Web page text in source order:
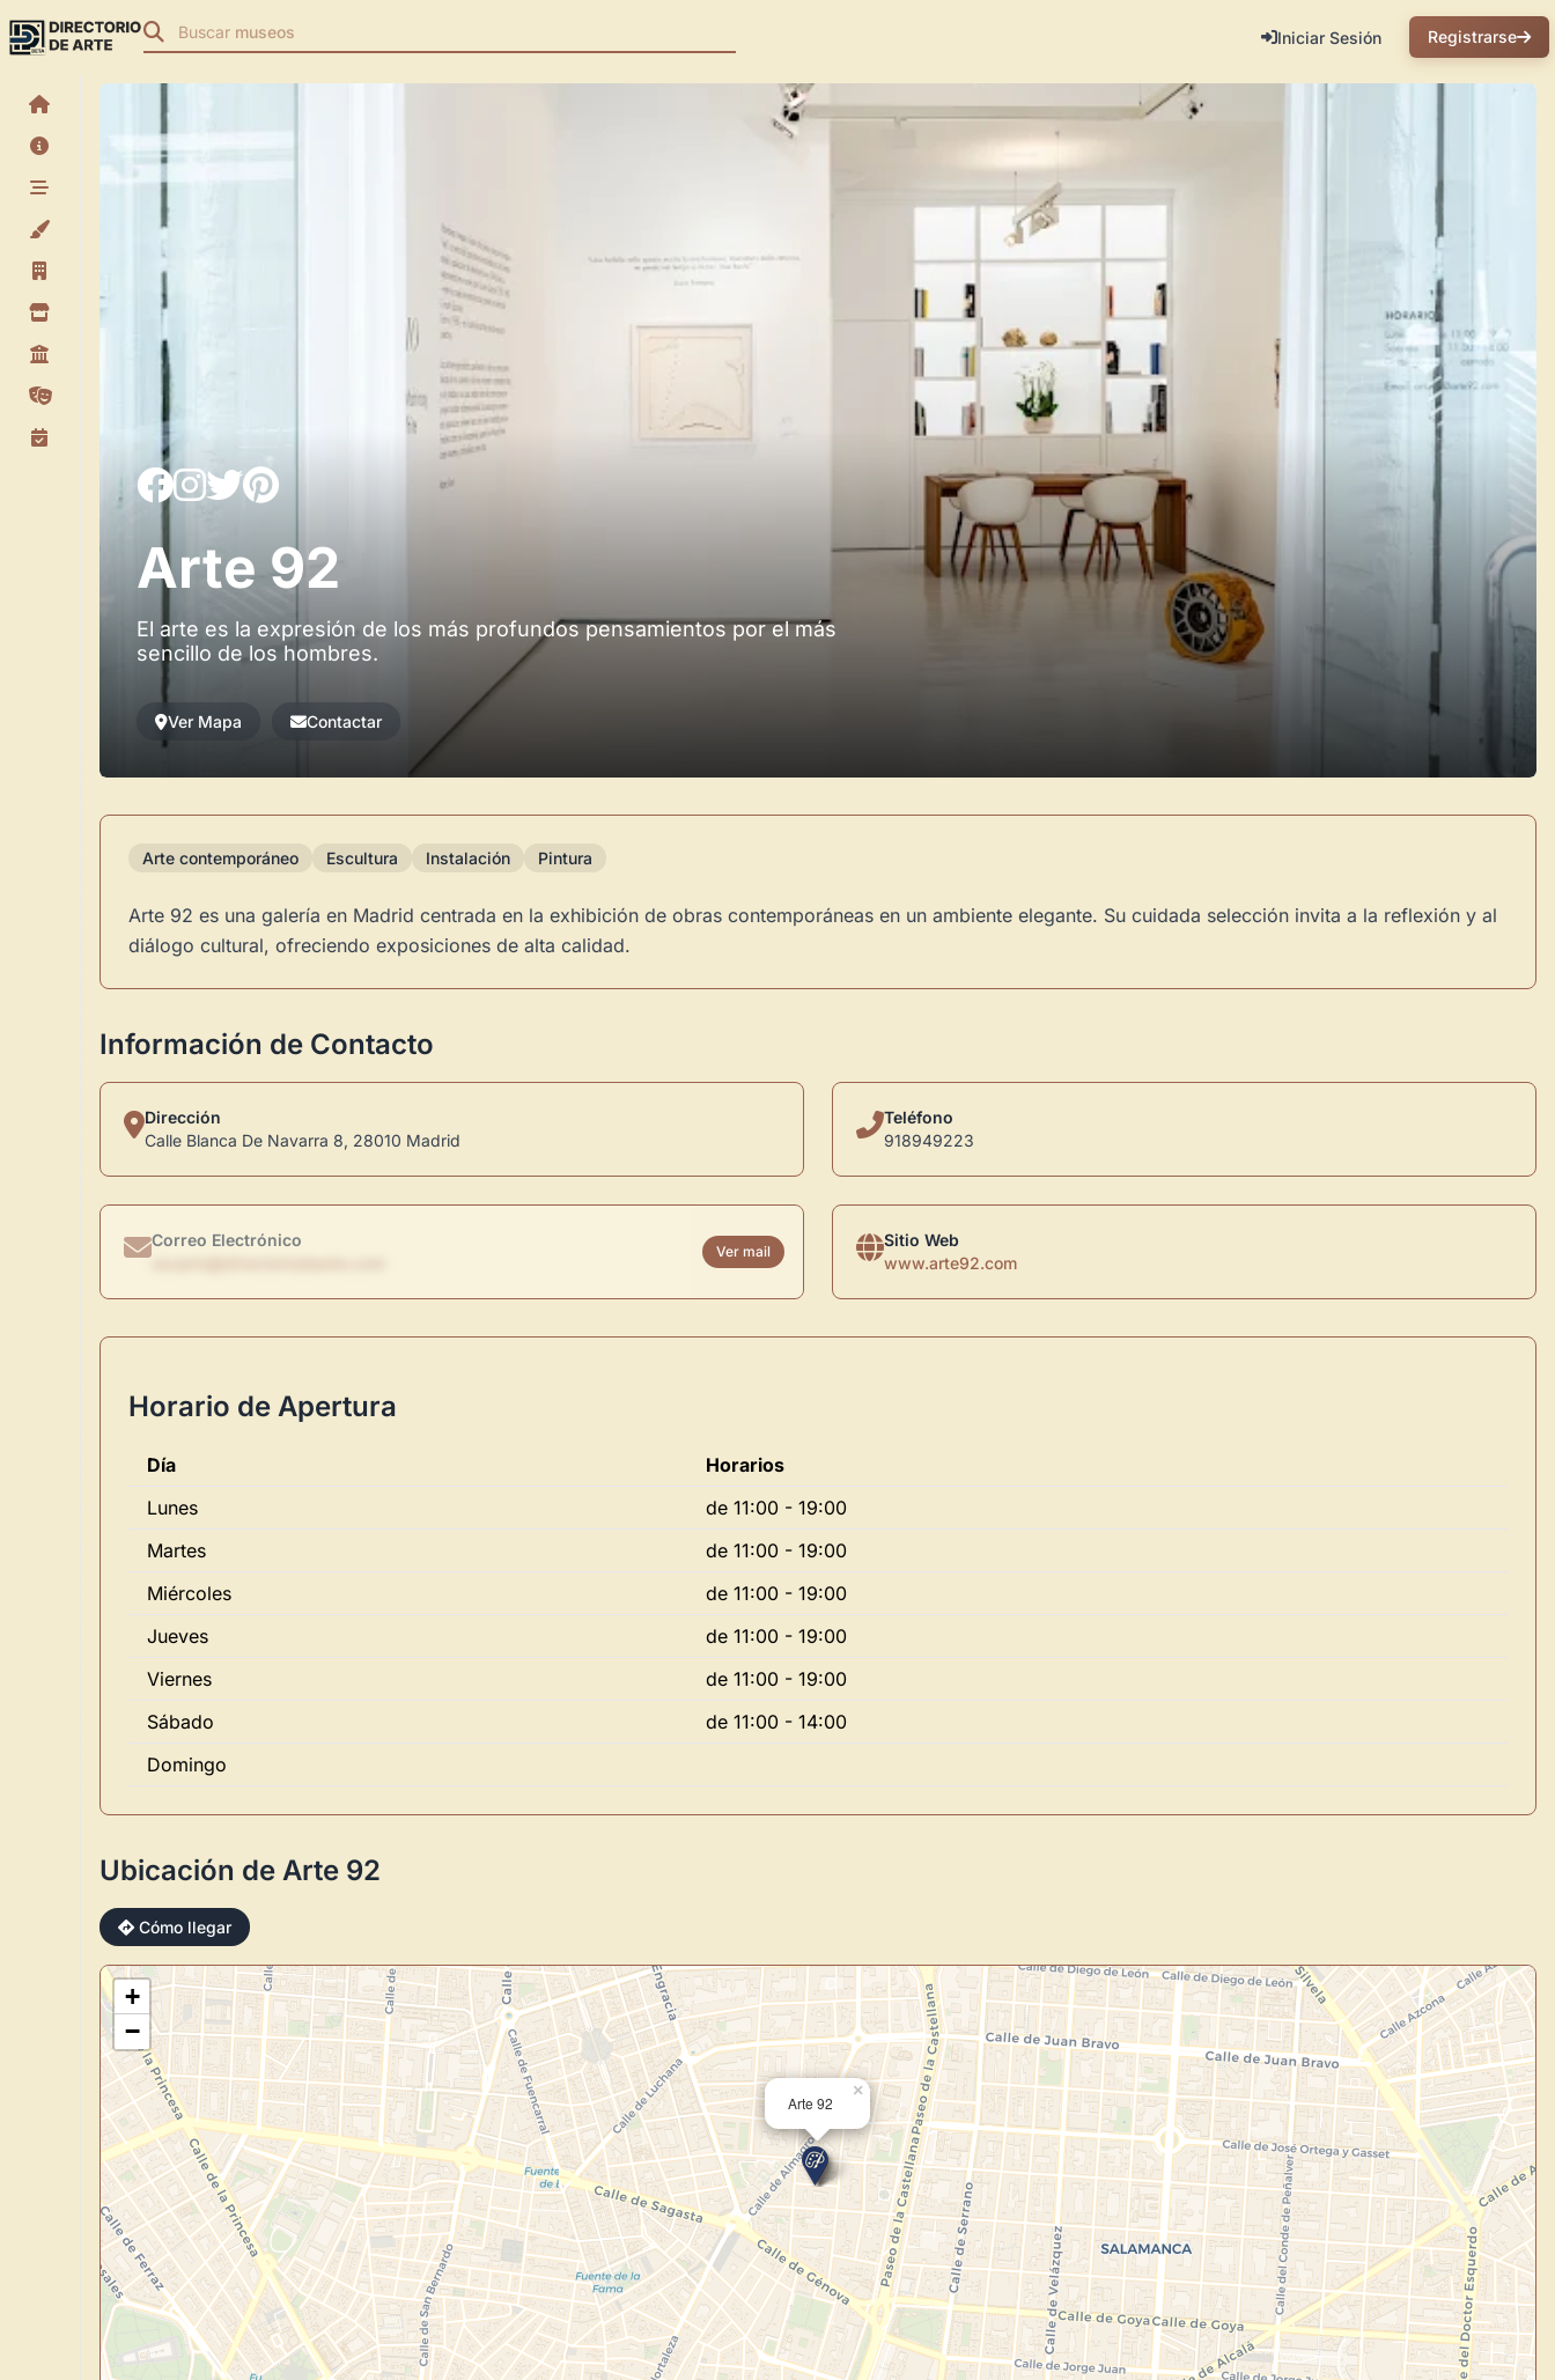
Buscar museos Iniciar Sesión Registrarse
Arte 92
El arte es la expresión de los más profundos pensamientos por el más
sencillo de los hombres.
Ver Mapa Contactar
Arte contemporáneo Escultura Instalación Pintura
Arte 92 es una galería en Madrid centrada en la exhibición de obras contemporáneas en un ambiente elegante. Su cuidada selección invita a la reflexión y al
diálogo cultural, ofreciendo exposiciones de alta calidad.
Información de Contacto
Dirección
Calle Blanca De Navarra 8, 28010 Madrid
Teléfono
918949223
Correo Electrónico
Ver mail
Sitio Web
www.arte92.com
Horario de Apertura
Día
Horarios
Lunes
de 11:00 - 19:00
Martes
de 11:00 - 19:00
Miércoles
de 11:00 - 19:00
Jueves
de 11:00 - 19:00
Viernes
de 11:00 - 19:00
Sábado
de 11:00 - 14:00
Domingo
Ubicación de Arte 92
Cómo llegar
Arte 92
×
+
−
Novedad: Tu Panel de Usuario
Directorio de Arte
centro de control para gestionar todo tu arte.
Publica y gestiona tus obras
Crear cuenta y abrir mi Panel Explorar obras